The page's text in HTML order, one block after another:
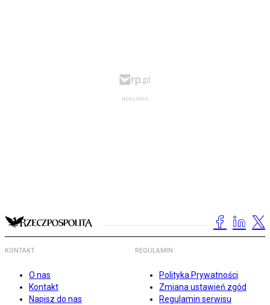
KONTAKT
O nas
Kontakt
Napisz do nas
REGULAMIN
Polityka Prywatności
Zmiana ustawień zgód
Regulamin serwisu